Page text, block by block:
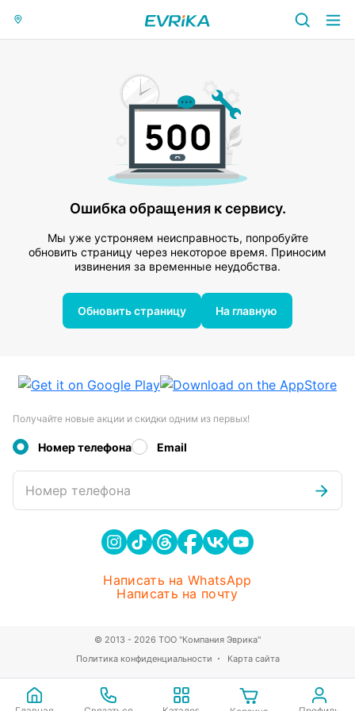
Ошибка обращения к сервису.
Мы уже устроняем неисправность, попробуйте
обновить страницу через некоторое время. Приносим
извинения за временные неудобства.
Обновить страницу На главную
Получайте новые акции и скидки одним из первых!
Номер телефона Email
Номер телефона
Написать на WhatsApp
Написать на почту
Политика конфиденциальности Карта сайта
© 2013 - 2026 ТОО "Компания Эврика"